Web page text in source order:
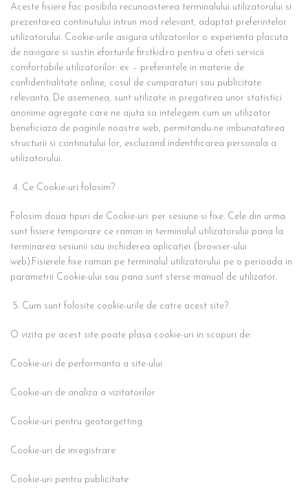
Aceste fisiere fac posibila recunoasterea terminalului utilizatorului si
prezentarea continutului intrun mod relevant, adaptat preferintelor
utilizatorului. Cookie-urile asigura utilizatorilor o experienta placuta
de navigare si sustin eforturile firstkid.ro pentru a oferi servicii
comfortabile utilizatorilor: ex: – preferintele in materie de
confidentialitate online, cosul de cumparaturi sau publicitate
relevanta. De asemenea, sunt utilizate in pregatirea unor statistici
anonime agregate care ne ajuta sa intelegem cum un utilizator
beneficiaza de paginile noastre web, permitandu-ne imbunatatirea
structurii si continutului lor, excluzand indentificarea personala a
utilizatorului.
Ce Cookie-uri folosim?
Folosim doua tipuri de Cookie-uri: per sesiune si fixe. Cele din urma
sunt fisiere temporare ce raman in terminalul utilizatorului pana la
terminarea sesiunii sau inchiderea aplicatiei (browser-ului
web).Fisierele fixe raman pe terminalul utilizatorului pe o perioada in
parametrii Cookie-ului sau pana sunt sterse manual de utilizator.
Cum sunt folosite cookie-urile de catre acest site?
O vizita pe acest site poate plasa cookie-uri in scopuri de:
Cookie-uri de performanta a site-ului
Cookie-uri de analiza a vizitatorilor
Cookie-uri pentru geotargetting
Cookie-uri de inregistrare
Cookie-uri pentru publicitate